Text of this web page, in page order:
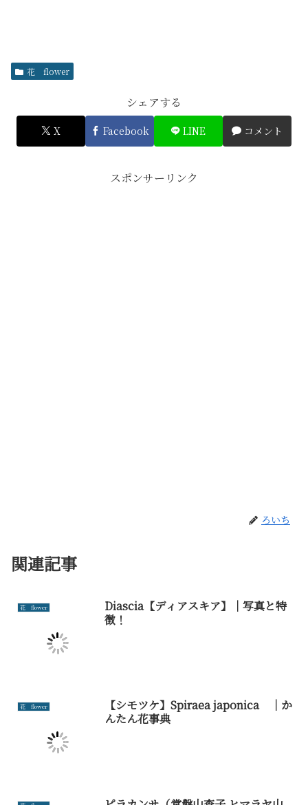
花 flower
シェアする
X Facebook LINE コメント
スポンサーリンク
ろいち
関連記事
花 flower
Diascia【ディアスキア】｜写真と特
徴！
花 flower
【シモツケ】Spiraea japonica ｜か
んたん花事典